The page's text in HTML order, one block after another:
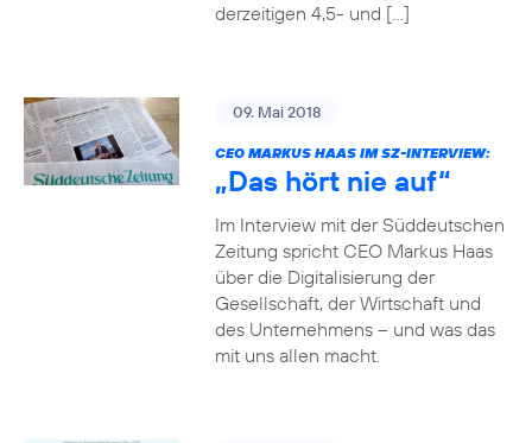
derzeitigen 4,5- und […]
09. Mai 2018
CEO MARKUS HAAS IM SZ-INTERVIEW:
„Das hört nie auf“
Im Interview mit der Süddeutschen
Zeitung spricht CEO Markus Haas
über die Digitalisierung der
Gesellschaft, der Wirtschaft und
des Unternehmens – und was das
mit uns allen macht.